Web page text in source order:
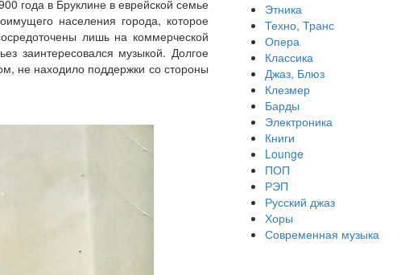
года в Бруклине в еврейской семье
населения города, которое
лишь на коммерческой
заинтересовался музыкой. Долгое
не находило поддержки со стороны
Этника
Техно, Транс
Опера
Классика
Джаз, Блюз
Клезмер
Барды
Электроника
Книги
Lounge
ПОП
РЭП
Русский джаз
Хоры
Современная музыка